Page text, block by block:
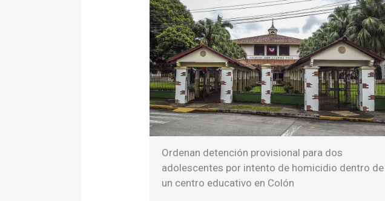
Ordenan detención provisional para dos
adolescentes por intento de homicidio dentro de
un centro educativo en Colón